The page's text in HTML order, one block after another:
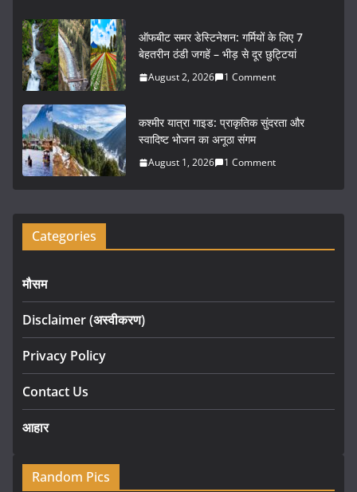
o
k
ऑफबीट समर डेस्टिनेशन: गर्मियों के लिए 7
बेहतरीन ठंडी जगहें – भीड़ से दूर छुट्टियां
August 2, 2026 1 Comment
कश्मीर यात्रा गाइड: प्राकृतिक सुंदरता और
स्वादिष्ट भोजन का अनूठा संगम
August 1, 2026 1 Comment
Categories
मौसम
Disclaimer (अस्वीकरण)
Privacy Policy
Contact Us
आहार
Random Pics